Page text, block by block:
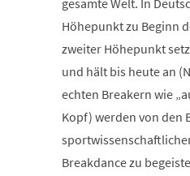
gesamte Welt. In
Höhepunkt zu Beginn
zweiter Höhepunkt
und hält bis heute an
echten Breakern wie
Kopf) werden von den
Breakdance zu